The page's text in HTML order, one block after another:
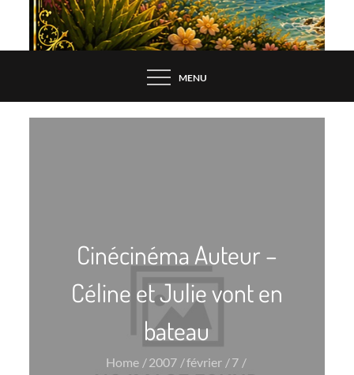
MENU
Cinécinéma Auteur –
Céline et Julie vont en
bateau
Home 2007 février
7